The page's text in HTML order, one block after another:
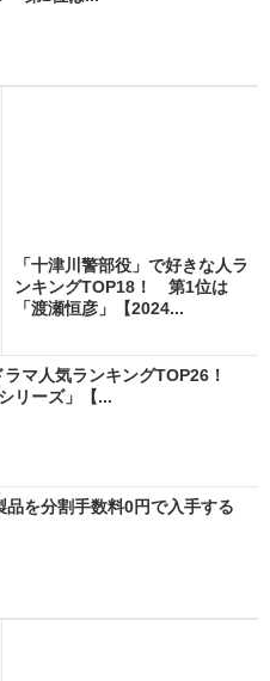
「十津川警部役」で好きな人ラ
ンキングTOP18！ 第1位は
「渡瀬恒彦」【2024...
ラマ人気ランキングTOP26！
リーズ」【...
を分割手数料0円で入手する